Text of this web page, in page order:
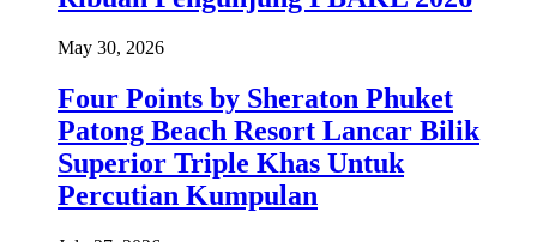
May 30, 2026
Four Points by Sheraton Phuket
Patong Beach Resort Lancar Bilik
Superior Triple Khas Untuk
Percutian Kumpulan